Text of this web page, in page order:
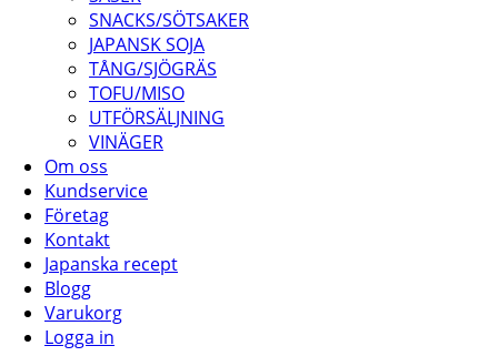
SNACKS/SÖTSAKER
JAPANSK SOJA
TÅNG/SJÖGRÄS
TOFU/MISO
UTFÖRSÄLJNING
VINÄGER
Om oss
Kundservice
Företag
Kontakt
Japanska recept
Blogg
Varukorg
Logga in